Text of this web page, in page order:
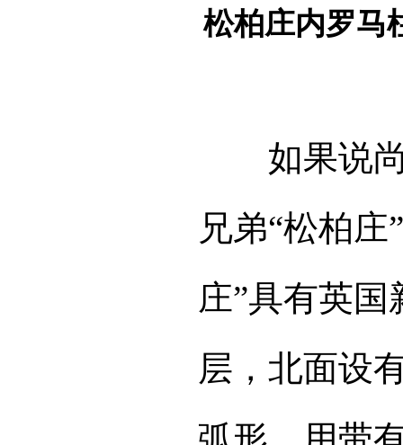
松柏庄内罗马
如果说
兄弟“松柏庄
庄”具有英
层，北面设